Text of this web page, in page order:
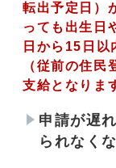
転出予定日）
っても出生日
日から15日以
（ 従前の住民
支給となりま
申請が遅
られなく